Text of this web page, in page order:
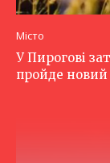
Місто
У Пирогові
пройде новий